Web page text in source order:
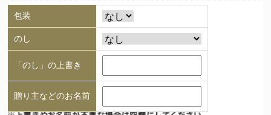
包装
のし
「のし」の上書き
贈り主などのお名前